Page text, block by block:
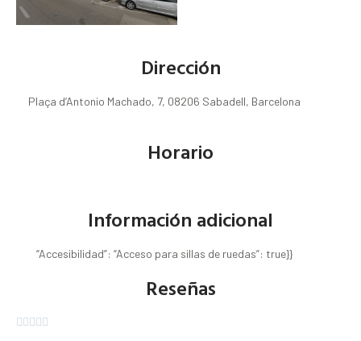
Dirección
Plaça d’Antonio Machado, 7, 08206 Sabadell, Barcelona
Horario
Información adicional
“Accesibilidad”: “Acceso para sillas de ruedas”: true}}
Reseñas
    